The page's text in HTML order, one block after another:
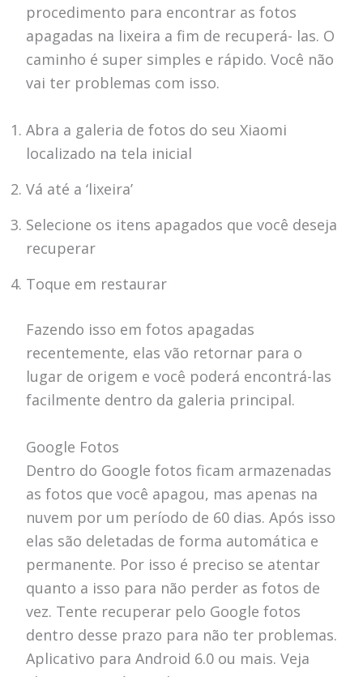
procedimento para encontrar as fotos
apagadas na lixeira a fim de recuperá- las. O
caminho é super simples e rápido. Você não
vai ter problemas com isso.
Abra a galeria de fotos do seu Xiaomi
localizado na tela inicial
Vá até a ‘lixeira’
Selecione os itens apagados que você deseja
recuperar
Toque em restaurar
Fazendo isso em fotos apagadas
recentemente, elas vão retornar para o
lugar de origem e você poderá encontrá-las
facilmente dentro da galeria principal.
Google Fotos
Dentro do Google fotos ficam armazenadas
as fotos que você apagou, mas apenas na
nuvem por um período de 60 dias. Após isso
elas são deletadas de forma automática e
permanente. Por isso é preciso se atentar
quanto a isso para não perder as fotos de
vez. Tente recuperar pelo Google fotos
dentro desse prazo para não ter problemas.
Aplicativo para Android 6.0 ou mais. Veja